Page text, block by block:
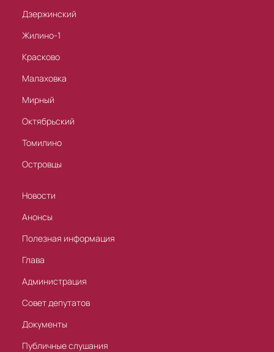
Дзержинский
Жилино-1
Красково
Малаховка
Мирный
Октябрьский
Томилино
Островцы
Новости
Анонсы
Полезная информация
Глава
Администрация
Совет депутатов
Документы
Публичные слушания